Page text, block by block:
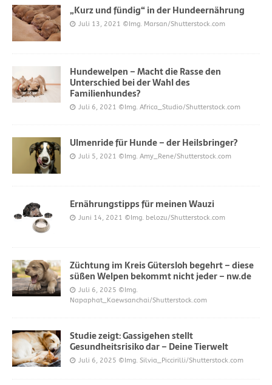
„Kurz und fündig“ in der Hundeernährung
Juli 13, 2021 ©Img. Marsan/Shutterstock.com
Hundewelpen – Macht die Rasse den
Unterschied bei der Wahl des
Familienhundes?
Juli 6, 2021 ©Img. Africa_Studio/Shutterstock.com
Ulmenride für Hunde – der Heilsbringer?
Juli 5, 2021 ©Img. Amy_Rene/Shutterstock.com
Ernährungstipps für meinen Wauzi
Juni 14, 2021 ©Img. belozu/Shutterstock.com
Züchtung im Kreis Gütersloh begehrt – diese
süßen Welpen bekommt nicht jeder – nw.de
Juli 6, 2025 ©Img.
Napaphat_Kaewsanchai/Shutterstock.com
Studie zeigt: Gassigehen stellt
Gesundheitsrisiko dar – Deine Tierwelt
Juli 6, 2025 ©Img. Silvia_Piccirilli/Shutterstock.com